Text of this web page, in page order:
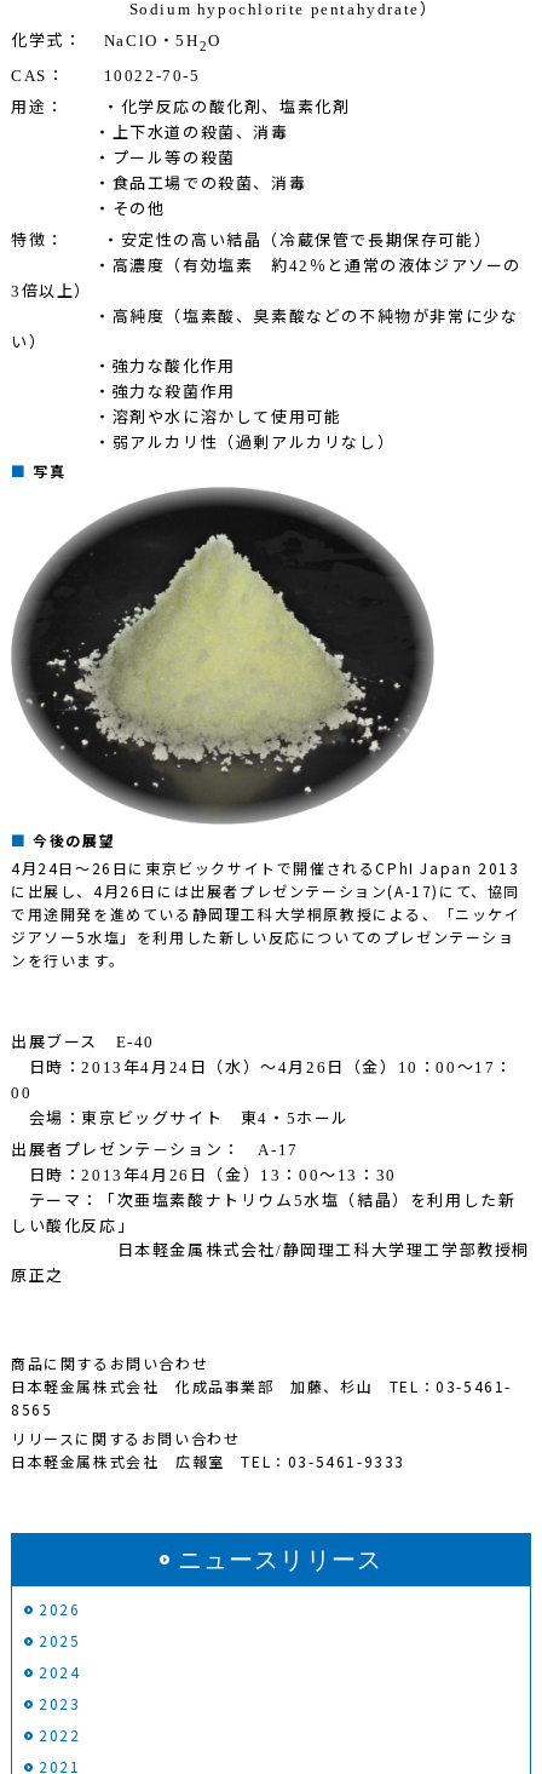
Sodium hypochlorite pentahydrate）
化学式：
NaClO ・5H2O
CAS ： 10022-70-5
用途：
・化学反応の酸化剤、塩素化剤
・上下水道の殺菌、消毒
・プール等の殺菌
・食品工場での殺菌、消毒
・その他
特徴：
・安定性の高い結晶（冷蔵保管で長期保存可能）
・高濃度（有効塩素 約42 ％と通常の液体ジアソーの
3 倍以上）
・高純度（塩素酸、臭素酸などの不純物が非常に少な
い）
・強力な酸化作用
・強力な殺菌作用
・溶剤や水に溶かして使用可能
・弱アルカリ性（過剰アルカリなし）
写真
今後の展望
4月24日～26日に東京ビックサイトで開催されるCPhI Japan 2013
に出展し、4月26日には出展者プレゼンテーション(A-17)にて、協同
で用途開発を進めている静岡理工科大学桐原教授による、「ニッケイ
ジアソー5水塩」を利用した新しい反応についてのプレゼンテーショ
ンを行います。
出展ブース E-40
日時：2013 年4 月 24 日（水）～4月26 日（金） 10 ：00 ～17 ：
00
会場：東京ビッグサイト 東4 ・ 5 ホール
出展者プレゼンテ－ション：A-17
日時：2013 年4 月 26 日（金） 13 ：00～ 13 ： 30
テーマ：「次亜塩素酸ナトリウム 5水塩（結晶）を利用した新
しい酸化反応」
日本軽金属株式会社/静岡理工科大学理工学部教授桐
原正之
商品に関するお問い合わせ
日本軽金属株式会社 化成品事業部 加藤、杉山 TEL：03-5461-
8565
リリースに関するお問い合わせ
日本軽金属株式会社 広報室 TEL：03-5461-9333
ニュースリリース
2026
2025
2024
2023
2022
2021